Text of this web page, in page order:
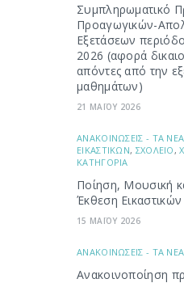
Συμπληρωματικό
Προαγωγικών-
Εξετάσεων
2026 (αφορά
απόντες από την
μαθημάτων)
21 ΜΑΪΟΥ 2026
ΑΝΑΚΟΙΝΩΣΕΙΣ - ΤΑ
ΕΙΚΑΣΤΙΚΩΝ, ΣΧΟΛΕΙΟ ,
ΚΑΤΗΓΟΡΙΑ
Ποίηση, Μουσική
Έκθεση
15 ΜΑΪΟΥ 2026
ΑΝΑΚΟΙΝΩΣΕΙΣ - ΤΑ
Ανακοινοποίηση